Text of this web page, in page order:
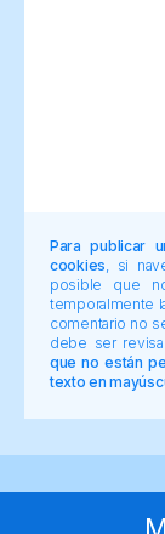
Para publicar
cookies , si
posible que
temporalmente
comentario no
debe ser
que no están
texto en